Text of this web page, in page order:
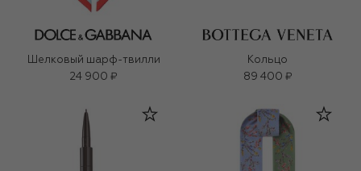
Шелковый шарф-твилли
24 900 ₽
Кольцо
89 400 ₽